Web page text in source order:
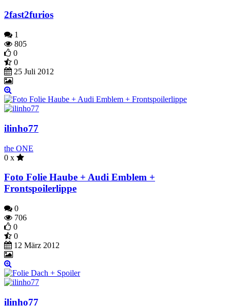
2fast2furios
1
805
0
0
25 Juli 2012
ilinho77
the ONE
0 x
Foto Folie Haube + Audi Emblem +
Frontspoilerlippe
0
706
0
0
12 März 2012
ilinho77